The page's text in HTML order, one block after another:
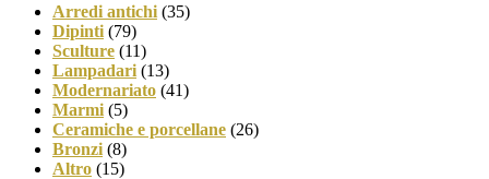
Arredi antichi (35)
Dipinti (79)
Sculture (11)
Lampadari (13)
Modernariato (41)
Marmi (5)
Ceramiche e porcellane (26)
Bronzi (8)
Altro (15)